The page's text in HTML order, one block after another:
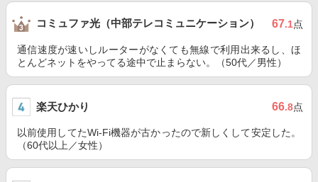
コミュファ光（中部テレコミュニケーション） 67.1点
通信速度が速いしルーターがなくても無線で利用出来るし、ほ
とんどネットをやってる途中で止まらない。（50代／男性）
楽天ひかり 66.8点
以前使用してたWi-Fi機器が古かったので新しくして安定した。
（60代以上／女性）